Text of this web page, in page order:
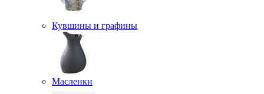
Кувшины и графины
Масленки